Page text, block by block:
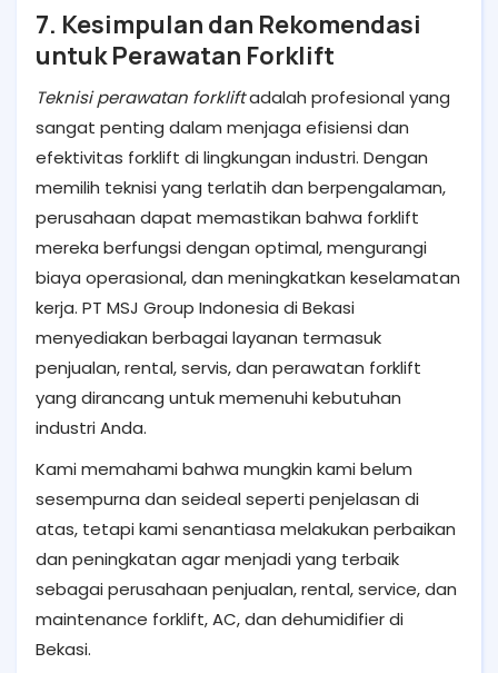
7. Kesimpulan dan Rekomendasi
untuk Perawatan Forklift
Teknisi perawatan forkliftadalah profesional yang
sangat penting dalam menjaga efisiensi dan
efektivitas forklift di lingkungan industri. Dengan
memilih teknisi yang terlatih dan berpengalaman,
perusahaan dapat memastikan bahwa forklift
mereka berfungsi dengan optimal, mengurangi
biaya operasional, dan meningkatkan keselamatan
kerja. PT MSJ Group Indonesia di Bekasi
menyediakan berbagai layanan termasuk
penjualan, rental, servis, dan perawatan forklift
yang dirancang untuk memenuhi kebutuhan
industri Anda.
Kami memahami bahwa mungkin kami belum
sesempurna dan seideal seperti penjelasan di
atas, tetapi kami senantiasa melakukan perbaikan
dan peningkatan agar menjadi yang terbaik
sebagai perusahaan penjualan, rental, service, dan
maintenance forklift, AC, dan dehumidifier di
Bekasi.